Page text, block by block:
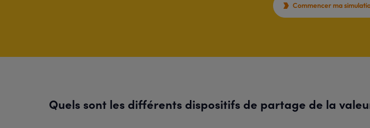
 Commencer ma
Quels sont les différents dispositifs de partage de la